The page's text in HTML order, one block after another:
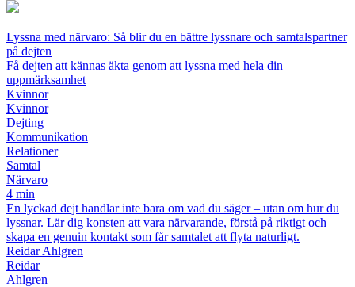
Lyssna med närvaro: Så blir du en bättre lyssnare och samtalspartner
på dejten
Få dejten att kännas äkta genom att lyssna med hela din
uppmärksamhet
Kvinnor
Kvinnor
Dejting
Kommunikation
Relationer
Samtal
Närvaro
4 min
En lyckad dejt handlar inte bara om vad du säger – utan om hur du
lyssnar. Lär dig konsten att vara närvarande, förstå på riktigt och
skapa en genuin kontakt som får samtalet att flyta naturligt.
Reidar Ahlgren
Reidar
Ahlgren